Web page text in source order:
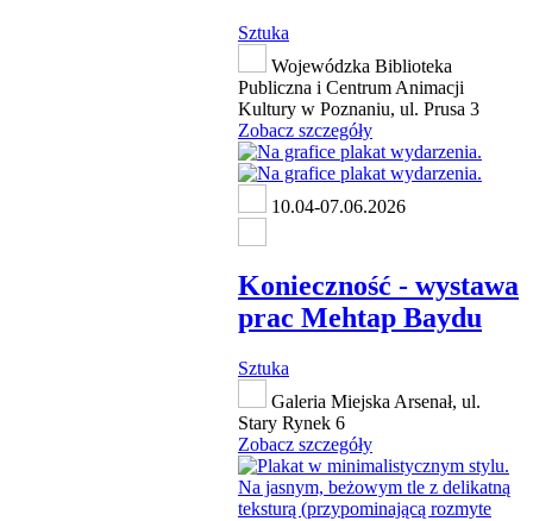
Sztuka
Wojewódzka Biblioteka
Publiczna i Centrum Animacji
Kultury w Poznaniu, ul. Prusa 3
Zobacz szczegóły
10.04-07.06.2026
Konieczność - wystawa
prac Mehtap Baydu
Sztuka
Galeria Miejska Arsenał, ul.
Stary Rynek 6
Zobacz szczegóły